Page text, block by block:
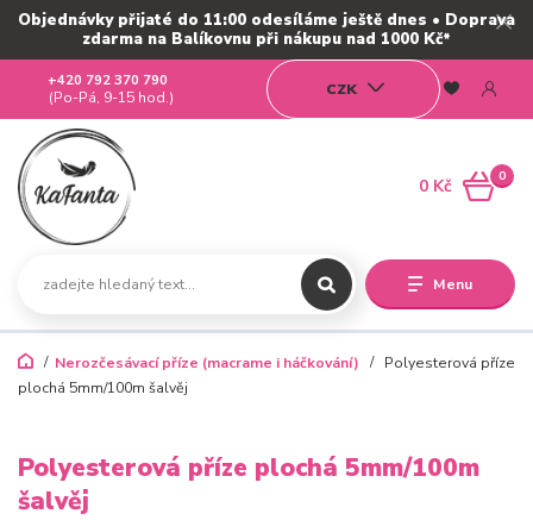
Objednávky přijaté do 11:00 odesíláme ještě dnes • Doprava
zdarma na Balíkovnu při nákupu nad 1000 Kč*
Menu
CZK
+420 792 370 790
(Po-Pá, 9-15 hod.)
0
0 Kč
Nerozčesávací příze (macrame i háčkování)
Polyesterová příze
plochá 5mm/100m šalvěj
Polyesterová příze plochá 5mm/100m
šalvěj